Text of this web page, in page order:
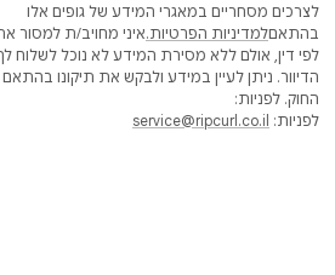
לצרכים מסחריים במאגרי המידע של גופים אלו
בהתאםלמדיניות הפרטיות.איני מחויב/ת למסור
לפי דין, אולם ללא מסירת המידע לא נוכל לשלוח
הדיוור. ניתן לעיין במידע ולבקש את תיקונו
החוק. לפניות:
לפניות: service@ripcurl.co.il